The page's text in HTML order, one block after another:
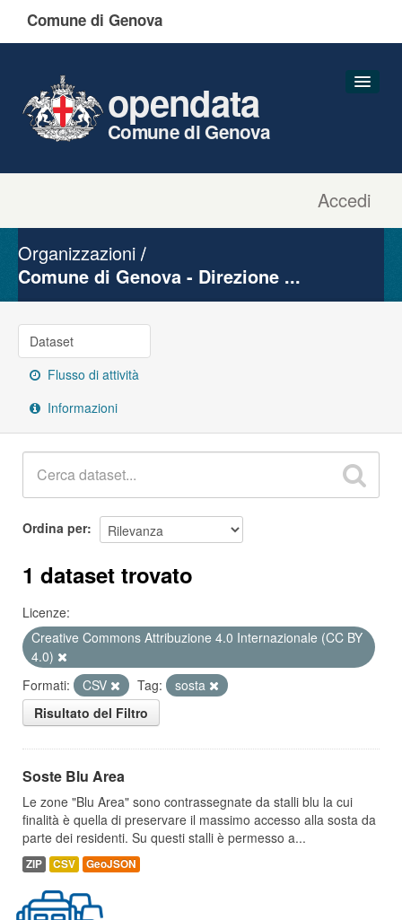
Comune di Genova
Accedi
opendata
Comune di Genova
Gruppi
Organizzazioni
Comune di Genova - Direzione ...
Dataset
Flusso di attività
Informazioni
Ordina per
1 dataset trovato
Licenze:
Creative Commons Attribuzione 4.0 Internazionale (CC BY
4.0)
Formati:
CSV Tag:
sosta
Risultato del Filtro
Soste Blu Area
Le zone "Blu Area" sono contrassegnate da stalli blu la cui
finalità è quella di preservare il massimo accesso alla sosta da
parte dei residenti. Su questi stalli è permesso a...
ZIP CSV GeoJSON